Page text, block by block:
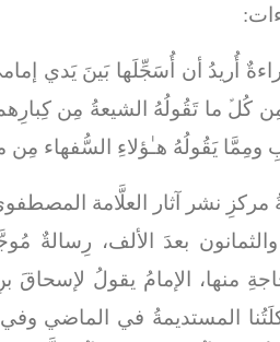
بَراءةٌ أُريدُ أن أُسَجِّلَها بَينَ يَدي
مِن كُلﱢ ما تَقُولُهُ الشيعةُ مِن
ومِمَّا يَقُولُهُ هـٰؤلاءِ السُّفهاء
والثمانون بعدَ الألف،
منها، الإمامُ يقولُ لإسحاقَ
المستديمةُ في الماضي وفي